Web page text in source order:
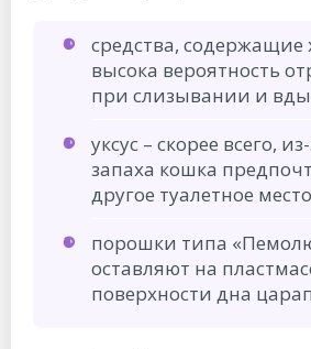
средства, содержащие
высока вероятность
при слизывании и
уксус – скорее всего,
запаха кошка
другое туалетное
порошки типа
оставляют на
поверхности дна